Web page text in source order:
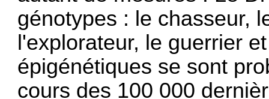
génotypes : le chasseur,
l'explorateur, le guerrier
épigénétiques se sont
cours des 100 000